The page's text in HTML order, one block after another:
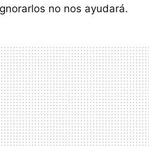
no nos ayudará.